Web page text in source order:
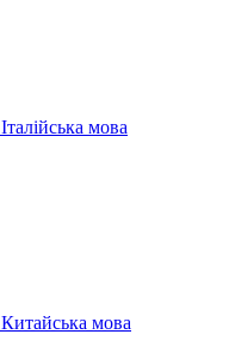
Італійська мова
Китайська мова